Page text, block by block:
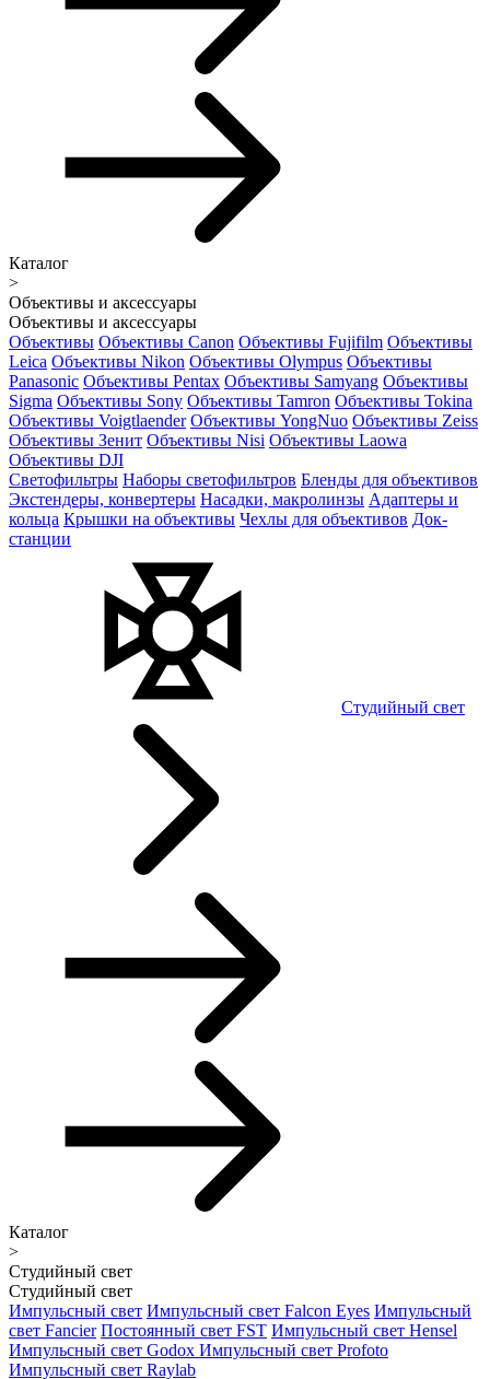
Каталог
>
Объективы и аксессуары
Объективы и аксессуары
Объективы Объективы Canon Объективы Fujifilm Объективы
Leica Объективы Nikon Объективы Olympus Объективы
Panasonic Объективы Pentax Объективы Samyang Объективы
Sigma Объективы Sony Объективы Tamron Объективы Tokina
Объективы Voigtlaender Объективы YongNuo Объективы Zeiss
Объективы Зенит Объективы Nisi Объективы Laowa
Объективы DJI
Светофильтры Наборы светофильтров Бленды для объективов
Экстендеры, конвертеры Насадки, макролинзы Адаптеры и
кольца Крышки на объективы Чехлы для объективов Док-
станции
Студийный свет
Каталог
>
Студийный свет
Студийный свет
Импульсный свет Импульсный свет Falcon Eyes Импульсный
свет Fancier Постоянный свет FST Импульсный свет Hensel
Импульсный свет Godox Импульсный свет Profoto
Импульсный свет Raylab